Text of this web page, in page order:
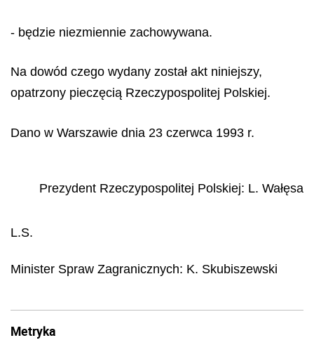
- będzie niezmiennie zachowywana.
Na dowód czego wydany został akt niniejszy,
opatrzony pieczęcią Rzeczypospolitej Polskiej.
Dano w Warszawie dnia 23 czerwca 1993 r.
Prezydent Rzeczypospolitej Polskiej: L. Wałęsa
L.S.
Minister Spraw Zagranicznych: K. Skubiszewski
Metryka